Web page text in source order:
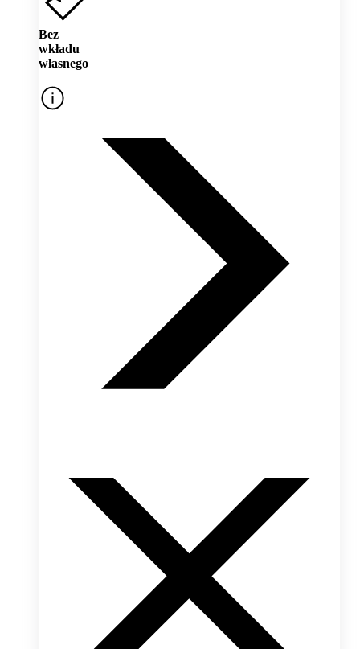
Bez
wkładu
własnego